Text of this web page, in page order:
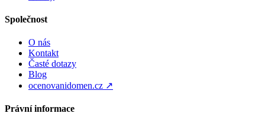
Společnost
O nás
Kontakt
Časté dotazy
Blog
ocenovanidomen.cz ↗
Právní informace